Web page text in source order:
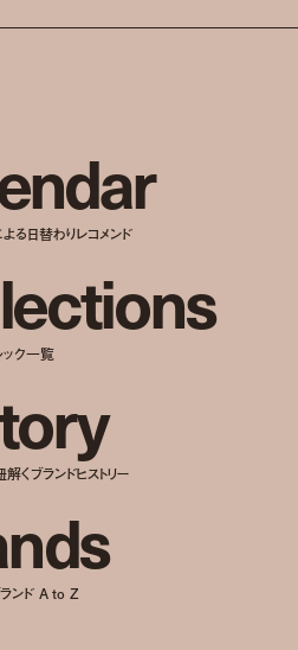
ndar
る日替わりレコメンド
ections
ック一覧
ory
くブランドヒストリー
nds
ランド A to Z